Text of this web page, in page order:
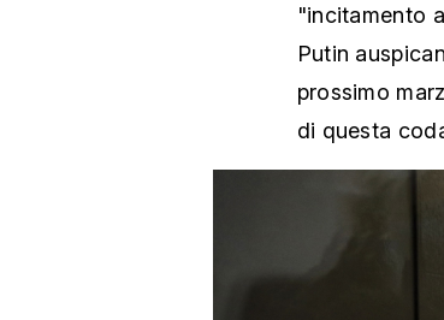
"incitamento
Putin
prossimo
di questa